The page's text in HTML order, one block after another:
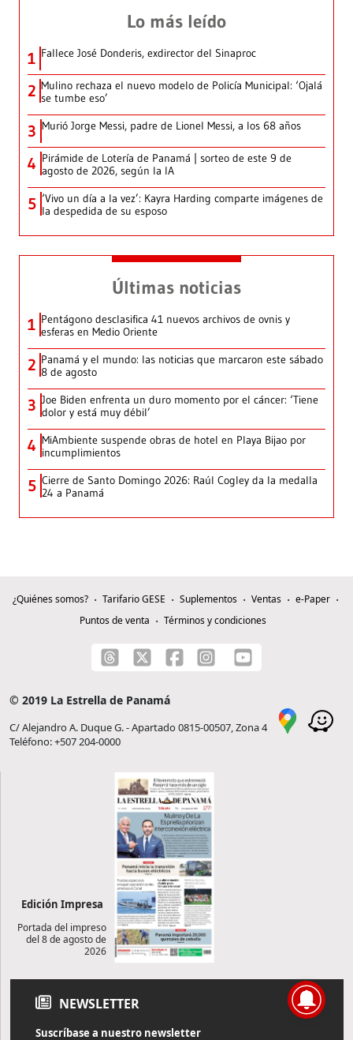
Lo más leído
1 Fallece José Donderis, exdirector del Sinaproc
2 Mulino rechaza el nuevo modelo de Policía Municipal: ‘Ojalá
se tumbe eso’
3 Murió Jorge Messi, padre de Lionel Messi, a los 68 años
4 Pirámide de Lotería de Panamá | sorteo de este 9 de
agosto de 2026, según la IA
5 ‘Vivo un día a la vez’: Kayra Harding comparte imágenes de
la despedida de su esposo
Últimas noticias
1 Pentágono desclasifica 41 nuevos archivos de ovnis y
esferas en Medio Oriente
2 Panamá y el mundo: las noticias que marcaron este sábado
8 de agosto
3 Joe Biden enfrenta un duro momento por el cáncer: ‘Tiene
dolor y está muy débil’
4 MiAmbiente suspende obras de hotel en Playa Bijao por
incumplimientos
5 Cierre de Santo Domingo 2026: Raúl Cogley da la medalla
24 a Panamá
¿Quiénes somos? Tarifario GESE Suplementos Ventas
e-Paper
Puntos de venta
Términos y condiciones
© 2019 La Estrella de Panamá
C/ Alejandro A. Duque G. - Apartado 0815-00507, Zona 4
Teléfono: +507 204-0000
Edición Impresa
Portada del impreso
del 8 de agosto de
2026
NEWSLETTER
Suscríbase a nuestro newsletter